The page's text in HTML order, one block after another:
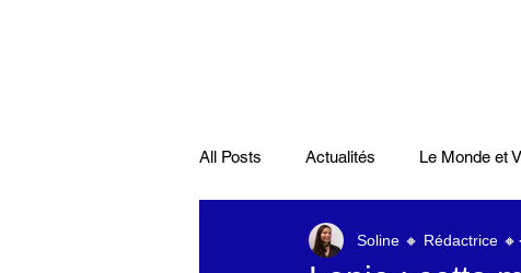
All Posts Actualités Le Monde et
économie française
Soline 🔸 Rédactrice 🔸